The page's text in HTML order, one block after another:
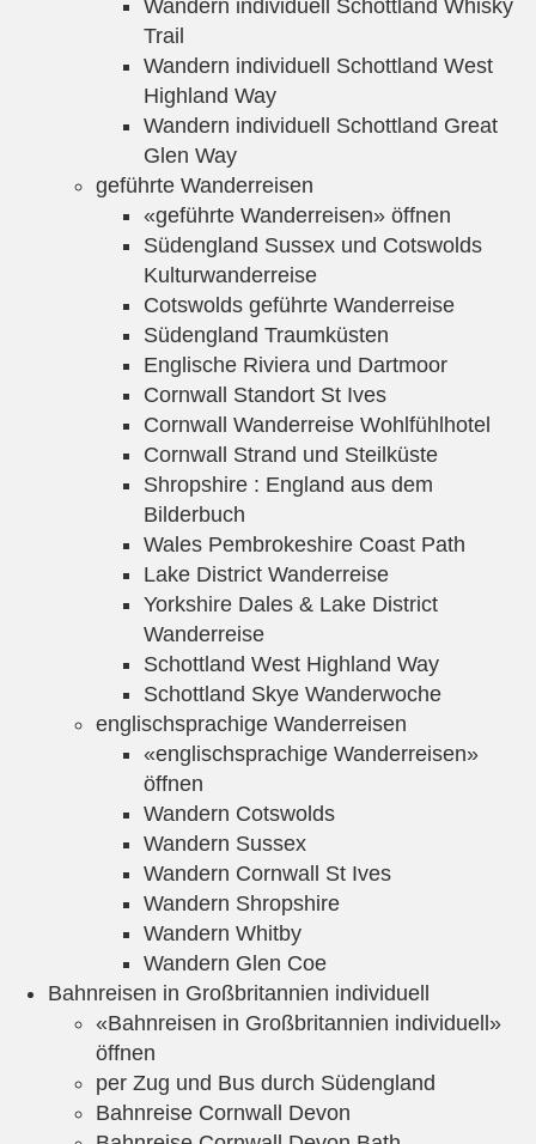
Wandern individuell Schottland Whisky
Trail
Wandern individuell Schottland West
Highland Way
Wandern individuell Schottland Great
Glen Way
geführte Wanderreisen
«geführte Wanderreisen» öffnen
Südengland Sussex und Cotswolds
Kulturwanderreise
Cotswolds geführte Wanderreise
Südengland Traumküsten
Englische Riviera und Dartmoor
Cornwall Standort St Ives
Cornwall Wanderreise Wohlfühlhotel
Cornwall Strand und Steilküste
Shropshire : England aus dem
Bilderbuch
Wales Pembrokeshire Coast Path
Lake District Wanderreise
Yorkshire Dales & Lake District
Wanderreise
Schottland West Highland Way
Schottland Skye Wanderwoche
englischsprachige Wanderreisen
«englischsprachige Wanderreisen»
öffnen
Wandern Cotswolds
Wandern Sussex
Wandern Cornwall St Ives
Wandern Shropshire
Wandern Whitby
Wandern Glen Coe
Bahnreisen in Großbritannien individuell
«Bahnreisen in Großbritannien individuell»
öffnen
per Zug und Bus durch Südengland
Bahnreise Cornwall Devon